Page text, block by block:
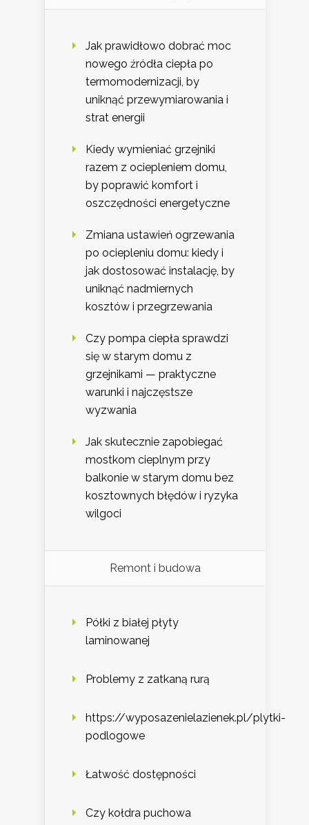
Jak prawidłowo dobrać moc
nowego źródła ciepła po
termomodernizacji, by
uniknąć przewymiarowania i
strat energii
Kiedy wymieniać grzejniki
razem z ociepleniem domu,
by poprawić komfort i
oszczędności energetyczne
Zmiana ustawień ogrzewania
po ociepleniu domu: kiedy i
jak dostosować instalację, by
uniknąć nadmiernych
kosztów i przegrzewania
Czy pompa ciepła sprawdzi
się w starym domu z
grzejnikami — praktyczne
warunki i najczęstsze
wyzwania
Jak skutecznie zapobiegać
mostkom cieplnym przy
balkonie w starym domu bez
kosztownych błędów i ryzyka
wilgoci
Remont i budowa
Półki z białej płyty
laminowanej
Problemy z zatkaną rurą
https://wyposazenielazienek.pl/plytki-
podlogowe
Łatwość dostępności
Czy kołdra puchowa